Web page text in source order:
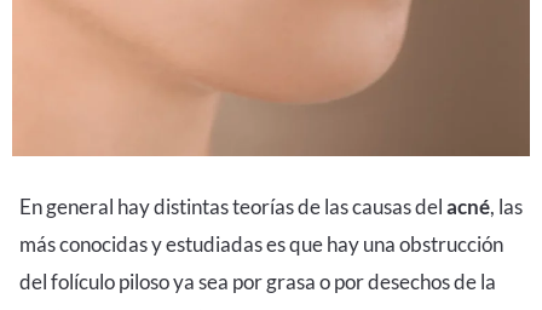
En general hay distintas teorías de las causas delacné, las
más conocidas y estudiadas es que hay una obstrucción
del folículo piloso ya sea por grasa o por desechos de la